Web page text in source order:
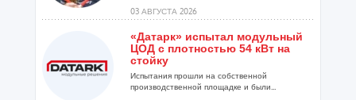
03 АВГУСТА 2026
«Датарк» испытал модульный
ЦОД с плотностью 54 кВт на
стойку
Испытания прошли на собственной
производственной площадке и были...